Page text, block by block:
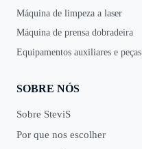
Máquina de limpeza a laser
Máquina de prensa dobradeira
Equipamentos auxiliares e
SOBRE NÓS
Sobre SteviS
Por que nos escolher